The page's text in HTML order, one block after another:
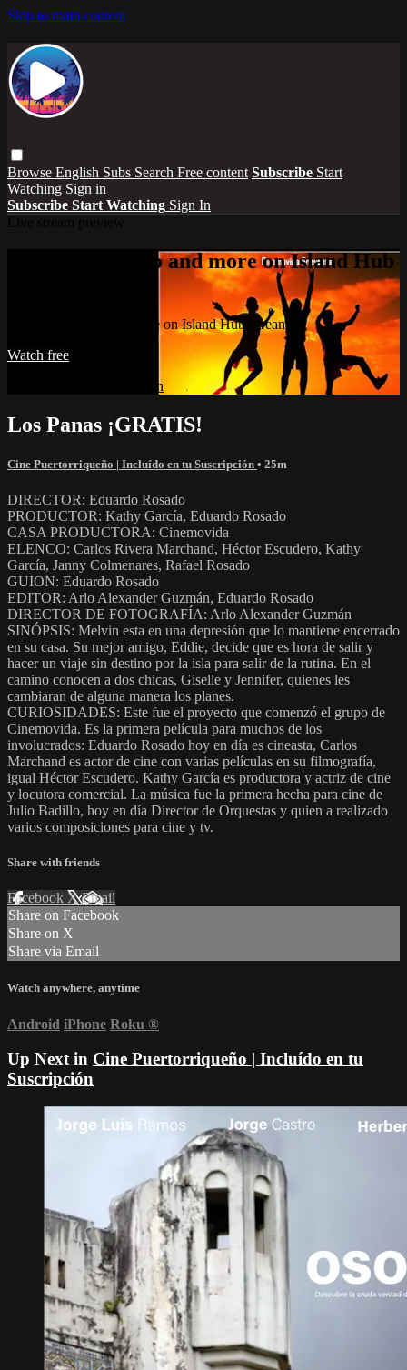
Skip to main content
Browse English Subs Search Free content Subscribe Start
Watching Sign in
Subscribe Start Watching Sign In
Watch this video and more on Island Hub
Watch this video and more on Island Hub Streaming
Watch free
Sign in
Los Panas ¡GRATIS!
Cine Puertorriqueño | Incluído en tu Suscripción • 25m
DIRECTOR: Eduardo Rosado
PRODUCTOR: Kathy García, Eduardo Rosado
CASA PRODUCTORA: Cinemovida
ELENCO: Carlos Rivera Marchand, Héctor Escudero, Kathy
García, Janny Colmenares, Rafael Rosado
GUION: Eduardo Rosado
EDITOR: Arlo Alexander Guzmán, Eduardo Rosado
DIRECTOR DE FOTOGRAFÍA: Arlo Alexander Guzmán
SINÓPSIS: Melvin esta en una depresión que lo mantiene encerrado
en su casa. Su mejor amigo, Eddie, decide que es hora de salir y
hacer un viaje sin destino por la isla para salir de la rutina. En el
camino conocen a dos chicas, Giselle y Jennifer, quienes les
cambiaran de alguna manera los planes.
CURIOSIDADES: Este fue el proyecto que comenzó el grupo de
Cinemovida. Es la primera película para muchos de los
involucrados: Eduardo Rosado hoy en día es cineasta, Carlos
Marchand es actor de cine con varias películas en su filmografía,
igual Héctor Escudero. Kathy García es productora y actriz de cine
y locutora comercial. La música fue la primera hecha para cine de
Julio Badillo, hoy en día Director de Orquestas y quien a realizado
varios composiciones para cine y tv.
Share with friends
Facebook XEmail
Share on Facebook
Share on X
Share via Email
Watch anywhere, anytime
Android iPhone Roku ®
Up Next in Cine Puertorriqueño | Incluído en tu
Suscripción